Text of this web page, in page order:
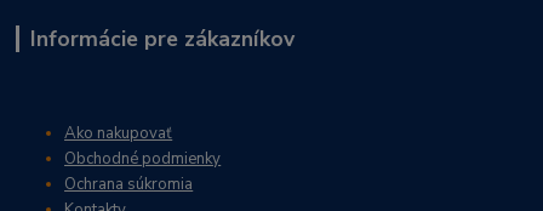
Informácie pre zákazníkov
Ako nakupovať
Obchodné podmienky
Ochrana súkromia